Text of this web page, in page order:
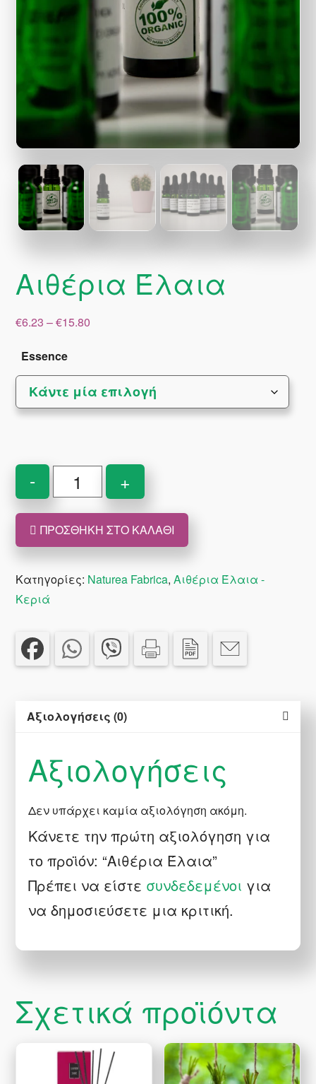
Αιθέρια Έλαια
€6.23 –€15.80
through
€15.80
Essence
-
Αιθέρια
Έλαια
ποσότητα
+
ΠΡΟΣΘΉΚΗ ΣΤΟ ΚΑΛΆΘΙ
Κατηγορίες: Naturea Fabrica,Αιθέρια Έλαια -
Κεριά
Αξιολογήσεις (0)
Αξιολογήσεις
Δεν υπάρχει καμία αξιολόγηση ακόμη.
Κάνετε την πρώτη αξιολόγηση για
το προϊόν: “Αιθέρια Έλαια”
Πρέπει να είστε συνδεδεμένοι για
να δημοσιεύσετε μια κριτική.
Σχετικά προϊόντα